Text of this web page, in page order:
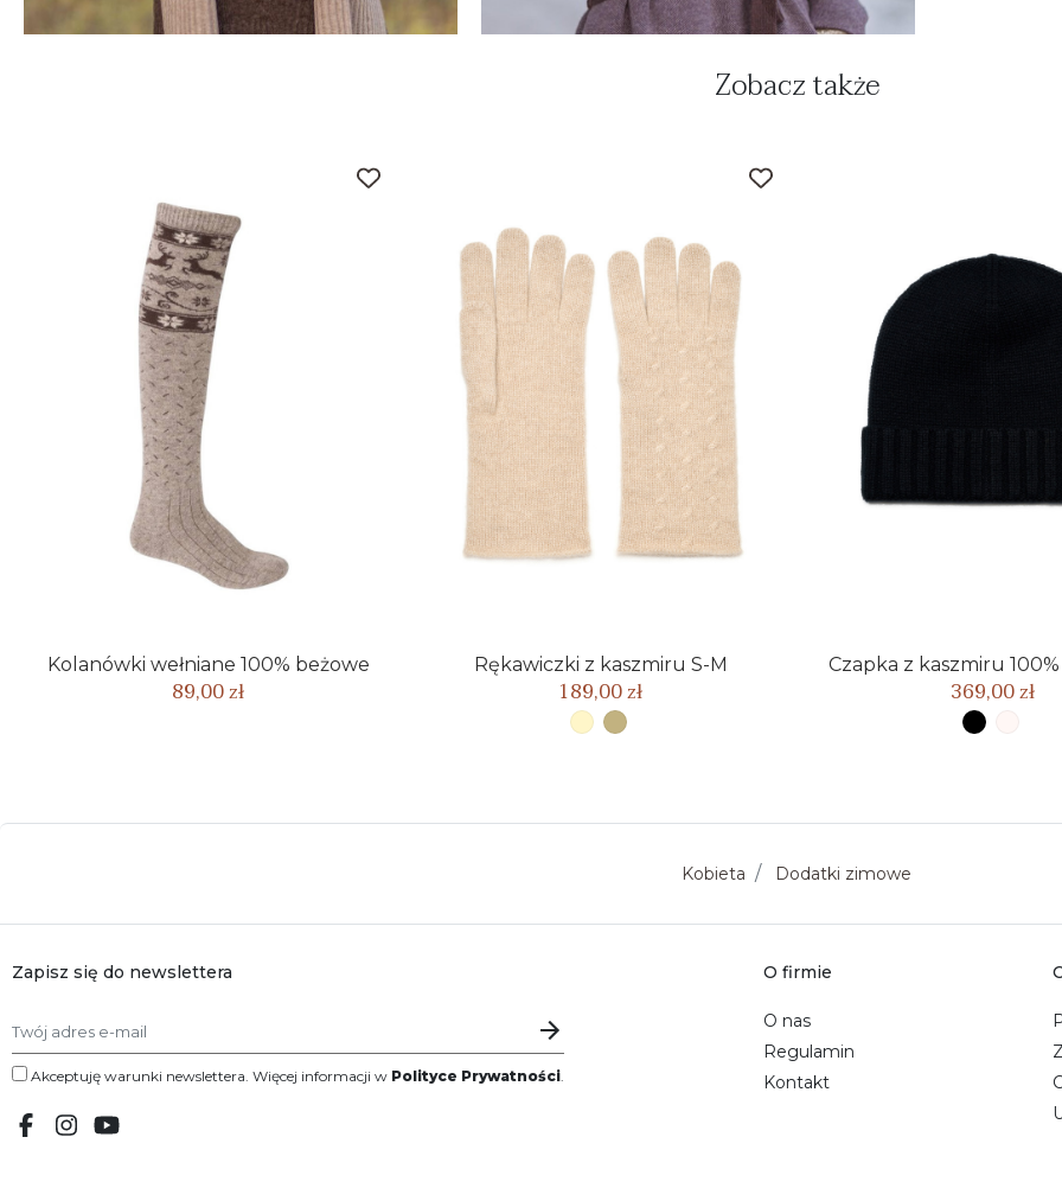
Zobacz także
Kolanówki wełniane 100% beżowe
89,00 zł
Rękawiczki z kaszmiru S-M
189,00 zł
Czapka z kaszmiru
369,00 zł
Kobieta Dodatki zimowe
Zapisz się do newslettera
Akceptuję warunki newslettera. Więcej informacji w Polityce Prywatności
O firmie
O nas
Regulamin
Kontakt